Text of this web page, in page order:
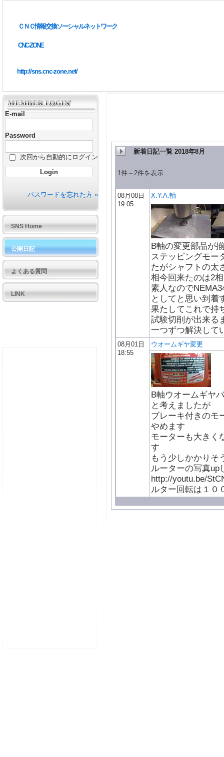
ＣＮＣ情報交換ソーシャルネットワーク
CNC-ZONE
http://sns.cnc-zone.net/
E-mail
Password
次回から自動的にログイン
パスワードを忘れた方 »
SNS Home
公開日記
よくある質問
LINK
新着日記一覧 2018年8月
1件～2件を表示
08月08日
19:05
X.Y.A.軸
B軸の変更部品が
ステッピングモー
たがシャフトの太
相今回来たのは2
素人なので
としてと思い到着
果たしてこれで持
試験切削が出来る
一つずつ解決して
08月01日
18:55
ウオームギヤ変更
B軸ウオームギヤ
と考えましたが
ブレーキ付きのモ
やめます
モーターも大きく
す
もう少しかかりそ
ルーターの写真up
http://youtu.be/
ルター回転は１０